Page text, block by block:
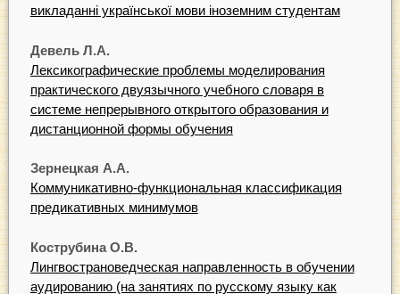
викладанні української мови іноземним студентам
Девель Л.А.
Лексикографические проблемы моделирования
практического двуязычного учебного словаря в
системе непрерывного открытого образования и
дистанционной формы обучения
Зернецкая А.А.
Коммуникативно-функциональная классификация
предикативных минимумов
Кострубина О.В.
Лингвострановедческая направленность в обучении
аудированию (на занятиях по русскому языку как